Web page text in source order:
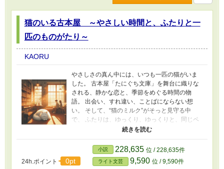
猫のいる古本屋 ～やさしい時間と、ふたりと一
匹のものがたり～
KAORU
やさしさの真ん中には、いつも一匹の猫がいま
した。 古本屋「たにぐち文庫」を舞台に織りな
される、静かな恋と、季節をめぐる時間の物
語。 出会い、すれ違い、ことばにならない想
い。 そして、“猫のミルク”がそっと見守る中
で、 ふたりは、ゆっくり、ゆっくりと、同じペ
ージをめくる。 あたたかくて、切なくて、どこ
か懐かしい。 時間とともに育まれていく絆が、
じんわりと灯る連作ストーリー。 ミルクの記
憶、春の光、重なる手と手。 どうかあなたに
も、そっと届きますように。 ※作者の妄想で
24h.ポイント 0pt
小説 228,635 位 / 228,635件
ライト文芸 9,590 位 / 9,590件